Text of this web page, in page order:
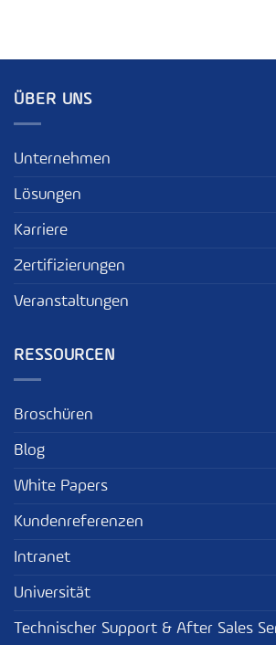
ÜBER UNS
Unternehmen
Lösungen
Karriere
Zertifizierungen
Veranstaltungen
RESSOURCEN
Broschüren
Blog
White Papers
Kundenreferenzen
Intranet
Universität
Technischer Support & After Sales